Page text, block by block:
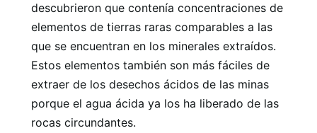
descubrieron que contenía concentraciones de
elementos de tierras raras comparables a las
que se encuentran en los minerales extraídos.
Estos elementos también son más fáciles de
extraer de los desechos ácidos de las minas
porque el agua ácida ya los ha liberado de las
rocas circundantes.